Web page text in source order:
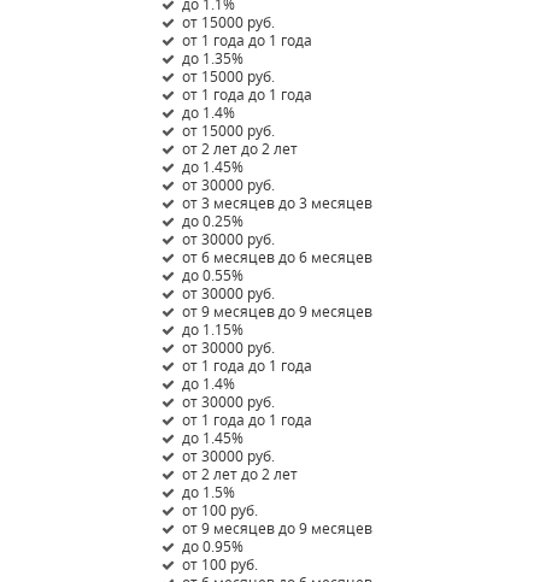
от 15000 руб.
от 1 года до 1 года
до 1.35%
от 15000 руб.
от 1 года до 1 года
до 1.4%
от 15000 руб.
от 2 лет до 2 лет
до 1.45%
от 30000 руб.
от 3 месяцев до 3 месяцев
до 0.25%
от 30000 руб.
от 6 месяцев до 6 месяцев
до 0.55%
от 30000 руб.
от 9 месяцев до 9 месяцев
до 1.15%
от 30000 руб.
от 1 года до 1 года
до 1.4%
от 30000 руб.
от 1 года до 1 года
до 1.45%
от 30000 руб.
от 2 лет до 2 лет
до 1.5%
от 100 руб.
от 9 месяцев до 9 месяцев
до 0.95%
от 100 руб.